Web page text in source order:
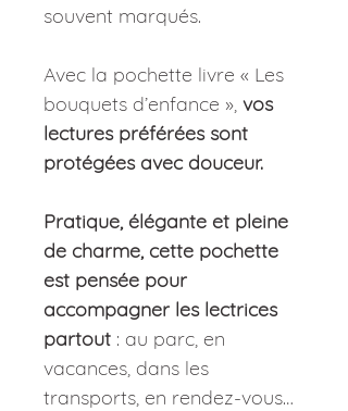
souvent marqués.
Avec la pochette livre « Les
bouquets d’enfance », vos
lectures préférées sont
protégées avec douceur.
Pratique, élégante et pleine
de charme, cette pochette
est pensée pour
accompagner les lectrices
partout : au parc, en
vacances, dans les
transports, en rendez-vous…